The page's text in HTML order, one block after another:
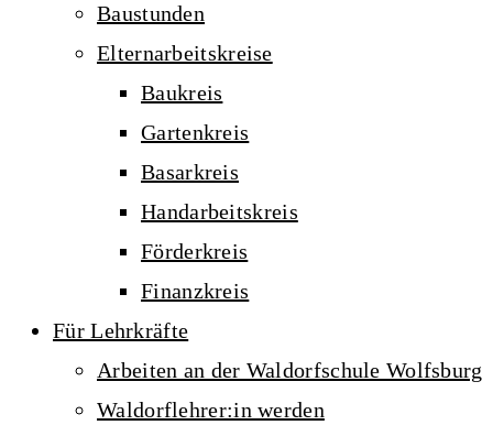
Baustunden
Elternarbeitskreise
Baukreis
Gartenkreis
Basarkreis
Handarbeitskreis
Förderkreis
Finanzkreis
Für Lehrkräfte
Arbeiten an der Waldorfschule Wolfsburg
Waldorflehrer:in werden